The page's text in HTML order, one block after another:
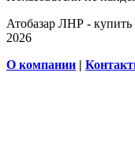
Атобазар ЛНР -
2026
О компании |